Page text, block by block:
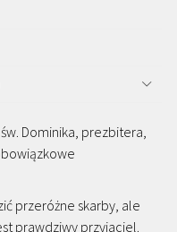
św. Dominika, prezbitera,
przeróżne skarby, ale
prawdziwy przyjaciel.